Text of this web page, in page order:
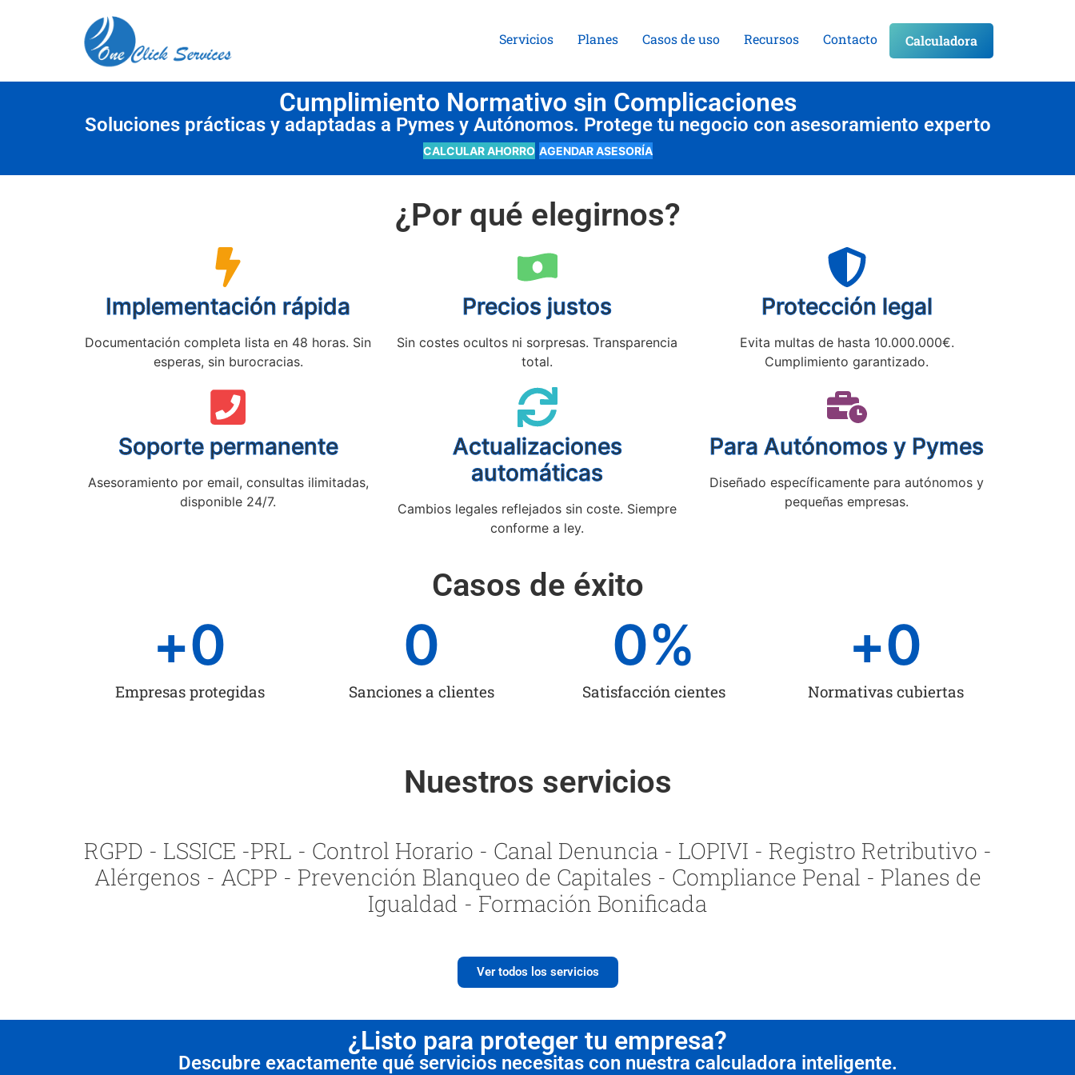
Servicios Planes Casos de uso Recursos Contacto Calculadora
Cumplimiento Normativo sin Complicaciones
Soluciones prácticas y adaptadas a Pymes y Autónomos. Protege tu negocio con asesoramiento experto
CALCULAR AHORRO AGENDAR ASESORÍA
¿Por qué elegirnos?
Implementación rápida
Documentación completa lista en 48 horas. Sin
esperas, sin burocracias.
Precios justos
Sin costes ocultos ni sorpresas. Transparencia
total.
Protección legal
Evita multas de hasta 10.000.000€.
Cumplimiento garantizado.
Soporte permanente
Asesoramiento por email, consultas ilimitadas,
disponible 24/7.
Actualizaciones
automáticas
Cambios legales reflejados sin coste. Siempre
conforme a ley.
Para Autónomos y Pymes
Diseñado específicamente para autónomos y
pequeñas empresas.
Casos de éxito
Empresas protegidas
+0
Sanciones a clientes
0
Satisfacción cientes
0%
Normativas cubiertas
+0
Nuestros servicios
RGPD - LSSICE -PRL - Control Horario - Canal Denuncia - LOPIVI - Registro Retributivo -
Alérgenos - ACPP - Prevención Blanqueo de Capitales - Compliance Penal - Planes de
Igualdad - Formación Bonificada
Ver todos los servicios
¿Listo para proteger tu empresa?
Descubre exactamente qué servicios necesitas con nuestra calculadora inteligente.